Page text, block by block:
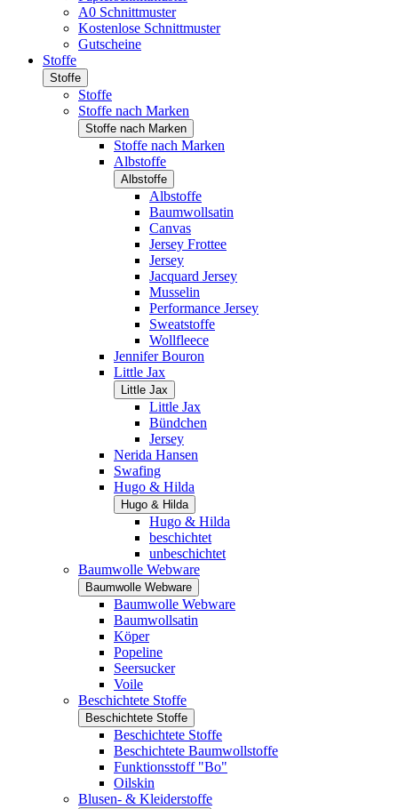
A0 Schnittmuster
Kostenlose Schnittmuster
Gutscheine
Stoffe
Stoffe
Stoffe
Stoffe nach Marken
Stoffe nach Marken
Stoffe nach Marken
Albstoffe
Albstoffe
Albstoffe
Baumwollsatin
Canvas
Jersey Frottee
Jersey
Jacquard Jersey
Musselin
Performance Jersey
Sweatstoffe
Wollfleece
Jennifer Bouron
Little Jax
Little Jax
Little Jax
Bündchen
Jersey
Nerida Hansen
Swafing
Hugo & Hilda
Hugo & Hilda
Hugo & Hilda
beschichtet
unbeschichtet
Baumwolle Webware
Baumwolle Webware
Baumwolle Webware
Baumwollsatin
Köper
Popeline
Seersucker
Voile
Beschichtete Stoffe
Beschichtete Stoffe
Beschichtete Stoffe
Beschichtete Baumwollstoffe
Funktionsstoff "Bo"
Oilskin
Blusen- & Kleiderstoffe